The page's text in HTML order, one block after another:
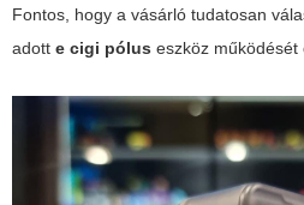
Fontos, hogy a vásárló tudatosan
adott e cigi pólus eszköz